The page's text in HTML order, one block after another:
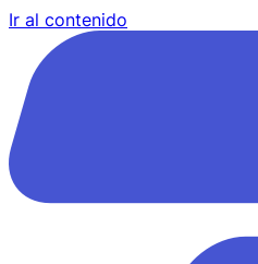
Ir al contenido